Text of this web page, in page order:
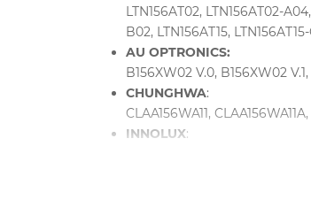
LTN156AT02, LTN156AT02-
B02, LTN156AT15,
AU OPTRONICS:
B156XW02 V.0, B156XW02
CHUNGHWA:
CLAA156WA11,
INNOLUX: